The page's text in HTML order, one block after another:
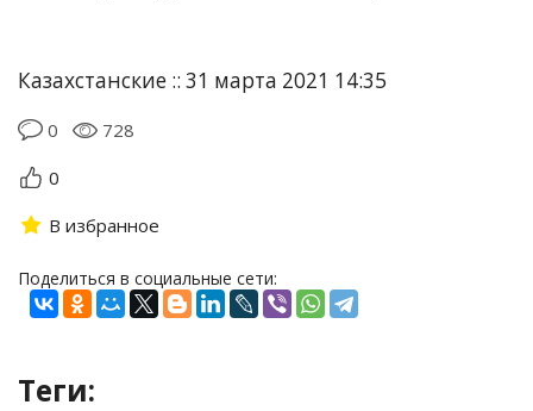
Казахстанские :: 31 марта 2021 14:35
0
728
0
В избранное
Поделиться в социальные сети:
Теги: